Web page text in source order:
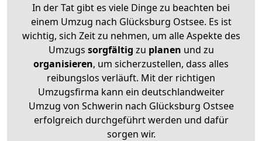
In der Tat gibt es viele Dinge zu beachten bei
einem Umzug nach Glücksburg Ostsee. Es ist
wichtig, sich Zeit zu nehmen, um alle Aspekte des
Umzugs sorgfältig zu planen und zu
organisieren, um sicherzustellen, dass alles
reibungslos verläuft. Mit der richtigen
Umzugsfirma kann ein deutschlandweiter
Umzug von Schwerin nach Glücksburg Ostsee
erfolgreich durchgeführt werden und dafür
sorgen wir.